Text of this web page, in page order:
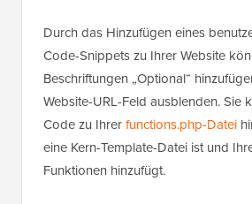
Durch das Hinzufügen eines
Code-Snippets zu Ihrer Website
Beschriftungen „Optional“
Website-URL-Feld ausblenden. Sie
Code zu Ihrerfunctions.php-Datei
eine Kern-Template-Datei ist und
Funktionen hinzufügt.